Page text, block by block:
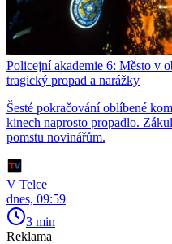
Policejní akademie 6: Město v
tragický propad a narážky
Šesté pokračování oblíbené
kinech naprosto propadlo.
pomstu novinářům.
V Telce
dnes, 09:59
3 min
Reklama